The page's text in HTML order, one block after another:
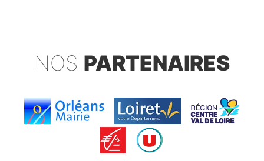
NOS PARTENAIRES